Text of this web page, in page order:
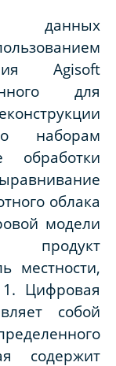
данных
Agisoft
для
наборам
обработки
облака
модели
продукт
местности,
Цифровая
собой
содержит